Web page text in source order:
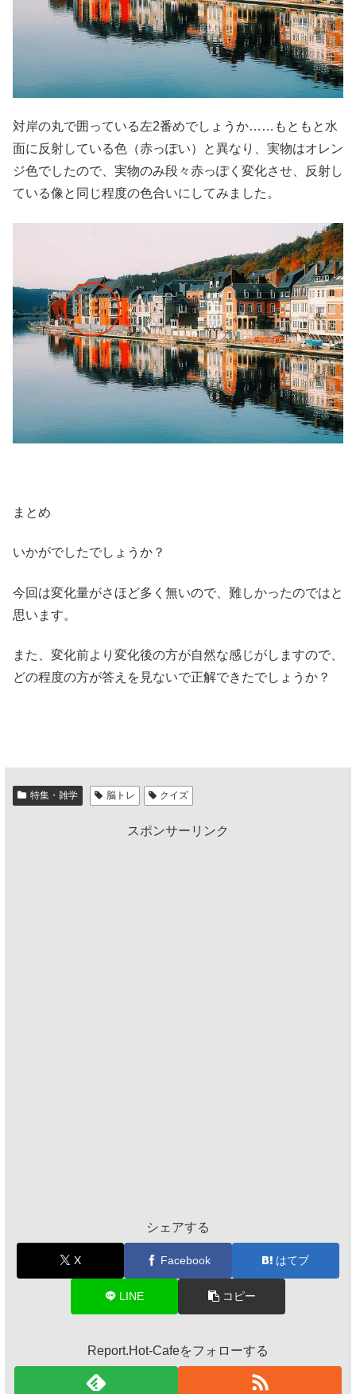
対岸の丸で囲っている左2番めでしょうか……もともと水
面に反射している色（赤っぽい）と異なり、実物はオレン
ジ色でしたので、実物のみ段々赤っぽく変化させ、反射し
ている像と同じ程度の色合いにしてみました。
まとめ
いかがでしたでしょうか？
今回は変化量がさほど多く無いので、難しかったのではと
思います。
また、変化前より変化後の方が自然な感じがしますので、
どの程度の方が答えを見ないで正解できたでしょうか？
特集・雑学 脳トレ クイズ
スポンサーリンク
シェアする
X Facebook はてブ
LINE コピー
Report.Hot-Cafeをフォローする